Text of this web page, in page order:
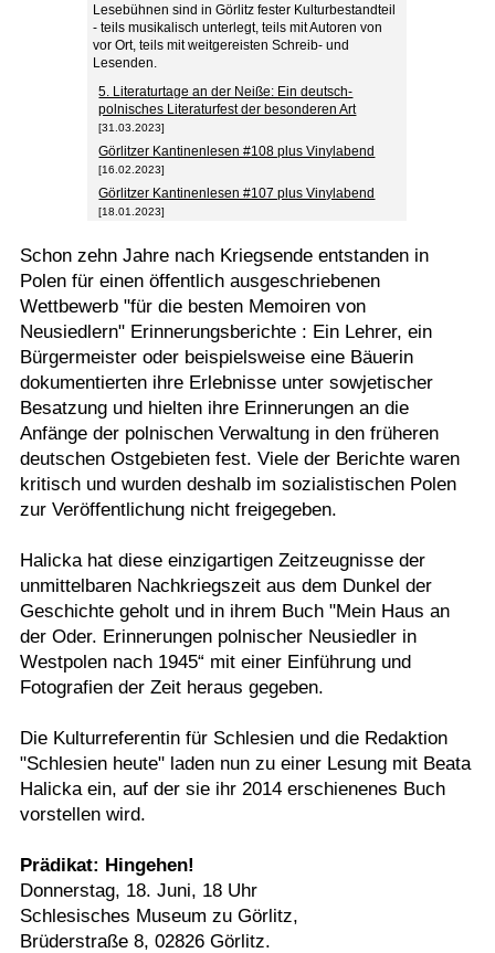
Lesebühnen sind in Görlitz fester Kulturbestandteil
- teils musikalisch unterlegt, teils mit Autoren von
vor Ort, teils mit weitgereisten Schreib- und
Lesenden.
5. Literaturtage an der Neiße: Ein deutsch-
polnisches Literaturfest der besonderen Art
[31.03.2023]
Görlitzer Kantinenlesen #108 plus Vinylabend
[16.02.2023]
Görlitzer Kantinenlesen #107 plus Vinylabend
[18.01.2023]
Schon zehn Jahre nach Kriegsende entstanden in
Polen für einen öffentlich ausgeschriebenen
Wettbewerb "für die besten Memoiren von
Neusiedlern" Erinnerungsberichte : Ein Lehrer, ein
Bürgermeister oder beispielsweise eine Bäuerin
dokumentierten ihre Erlebnisse unter sowjetischer
Besatzung und hielten ihre Erinnerungen an die
Anfänge der polnischen Verwaltung in den früheren
deutschen Ostgebieten fest. Viele der Berichte waren
kritisch und wurden deshalb im sozialistischen Polen
zur Veröffentlichung nicht freigegeben.
Halicka hat diese einzigartigen Zeitzeugnisse der
unmittelbaren Nachkriegszeit aus dem Dunkel der
Geschichte geholt und in ihrem Buch "Mein Haus an
der Oder. Erinnerungen polnischer Neusiedler in
Westpolen nach 1945“ mit einer Einführung und
Fotografien der Zeit heraus gegeben.
Die Kulturreferentin für Schlesien und die Redaktion
"Schlesien heute" laden nun zu einer Lesung mit Beata
Halicka ein, auf der sie ihr 2014 erschienenes Buch
vorstellen wird.
Prädikat: Hingehen!
Donnerstag, 18. Juni, 18 Uhr
Schlesisches Museum zu Görlitz,
Brüderstraße 8, 02826 Görlitz.